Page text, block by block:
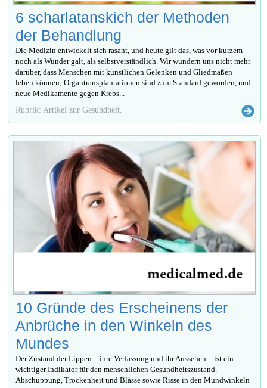
6 scharlatanskich der Methoden
der Behandlung
Die Medizin entwickelt sich rasant, und heute gilt das, was vor kurzem
noch als Wunder galt, als selbstverständlich. Wir wundern uns nicht mehr
darüber, dass Menschen mit künstlichen Gelenken und Gliedmaßen
leben können; Organtransplantationen sind zum Standard geworden, und
neue Medikamente gegen Krebs...
Rubrik: Artikel zur Gesundheit.
10 Gründe des Erscheinens der
Anbrüche in den Winkeln des
Mundes
Der Zustand der Lippen – ihre Verfassung und ihr Aussehen – ist ein
wichtiger Indikator für den menschlichen Gesundheitszustand.
Abschuppung, Trockenheit und Blässe sowie Risse in den Mundwinkeln